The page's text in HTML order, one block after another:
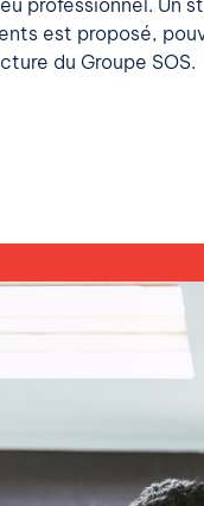
professionnel. Un
est proposé,
du Groupe SOS.